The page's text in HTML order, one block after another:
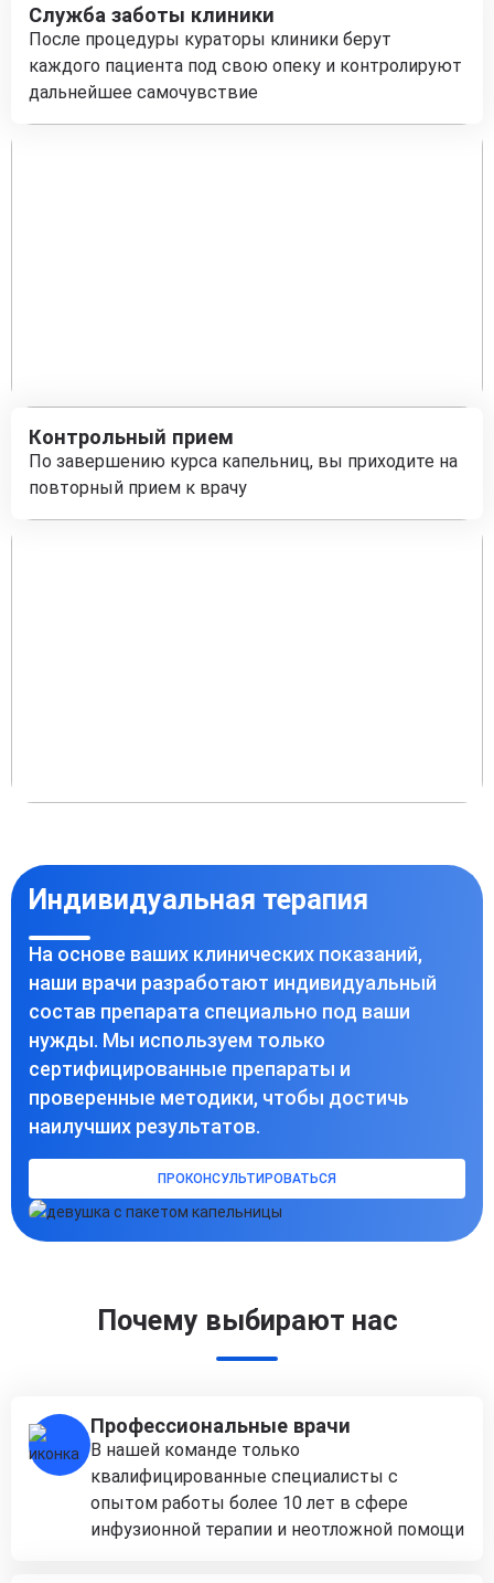
Служба заботы клиники
После процедуры кураторы клиники берут
каждого пациента под свою опеку и контролируют
дальнейшее самочувствие
Контрольный прием
По завершению курса капельниц, вы приходите на
повторный прием к врачу
Индивидуальная терапия
На основе ваших клинических показаний,
наши врачи разработают индивидуальный
состав препарата специально под ваши
нужды. Мы используем только
сертифицированные препараты и
проверенные методики, чтобы достичь
наилучших результатов.
ПРОКОНСУЛЬТИРОВАТЬСЯ
Почему выбирают нас
Профессиональные врачи
В нашей команде только
квалифицированные специалисты с
опытом работы более 10 лет в сфере
инфузионной терапии и неотложной помощи